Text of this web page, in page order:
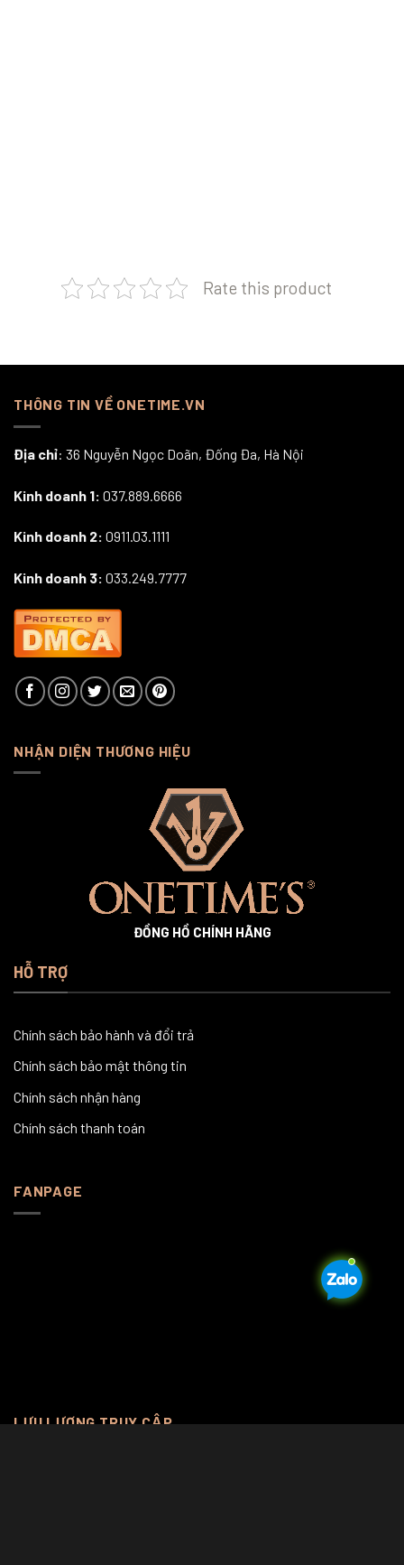
Rate this product
THÔNG TIN VỀ ONETIME.VN
Địa chỉ: 36 Nguyễn Ngọc Doãn, Đống Đa, Hà Nội
Kinh doanh 1: 037.889.6666
Kinh doanh 2: 0911.03.1111
Kinh doanh 3: 033.249.7777
NHẬN DIỆN THƯƠNG HIỆU
ĐỒNG HỒ CHÍNH HÃNG
HỖ TRỢ
Chính sách bảo hành và đổi trả
Chính sách bảo mật thông tin
Chính sách nhận hàng
Chính sách thanh toán
FANPAGE
LƯU LƯỢNG TRUY CẬP